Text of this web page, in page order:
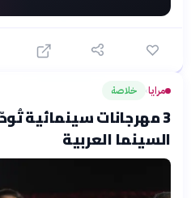
مرايا› خلاصة
3 مهرجانات سينمائية
السينما العربية